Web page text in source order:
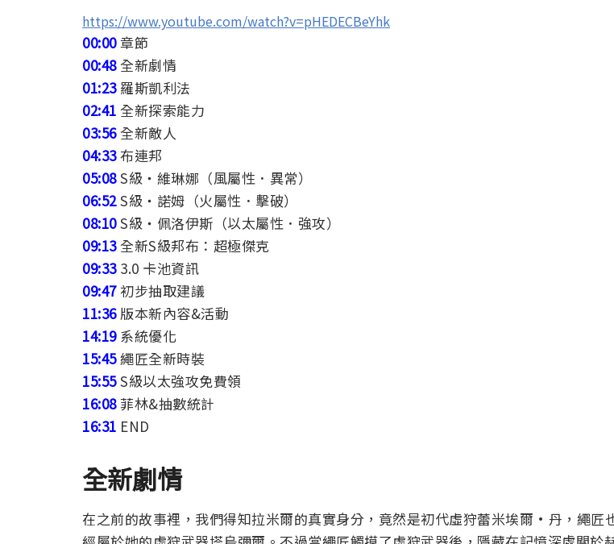
https://www.youtube.com/watch?v=pHEDECBeYhk
00:00章節
00:48 全新劇情
01:23羅斯凱利法
02:41 全新探索能力
03:56 全新敵人
04:33布連邦
05:08S級・維琳娜（風屬性．異常）
06:52S級・諾姆（火屬性．擊破）
08:10S級・佩洛伊斯（以太屬性．強攻）
09:13 全新S級邦布：超極傑克
09:333.0 卡池資訊
09:47初步抽取建議
11:36 版本新內容&活動
14:19 系統優化
15:45繩匠全新時裝
15:55S級以太強攻免費領
16:08菲林&抽數統計
16:31 END
全新劇情
在之前的故事裡，我們得知拉米爾的真實身分，竟然是初代虛狩蕾米埃爾·丹，繩匠